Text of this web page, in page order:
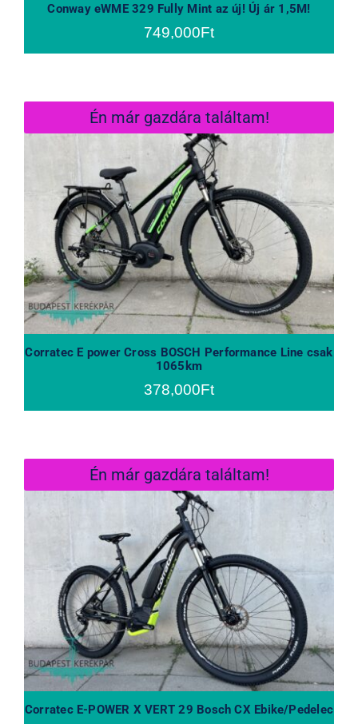
Conway eWME 329 Fully Mint az új! Új ár 1,5M!
749,000Ft
Én már gazdára találtam!
Corratec E power Cross BOSCH
Performance Line csak 1065km
Corratec E power Cross BOSCH Performance Line csak
1065km
378,000Ft
Én már gazdára találtam!
Corratec E-POWER X VERT 29 Bosch
CX Ebike/Pedelec
Corratec E-POWER X VERT 29 Bosch CX Ebike/Pedelec